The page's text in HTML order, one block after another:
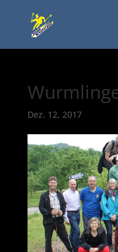
Dez. 12, 2017